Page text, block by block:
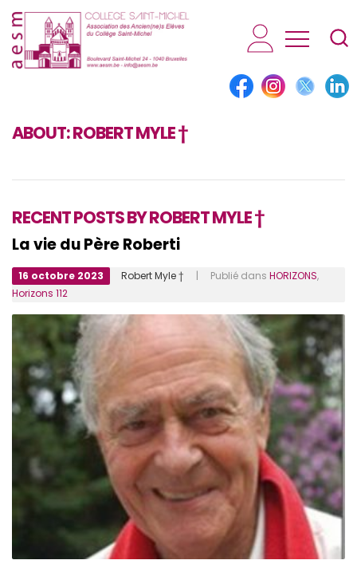
AESM...
ABOUT:ROBERT MYLE †
RECENT POSTS BY ROBERT MYLE †
La vie du Père Roberti
16 octobre 2023 Robert Myle † | Publié dans HORIZONS,
Horizons 112